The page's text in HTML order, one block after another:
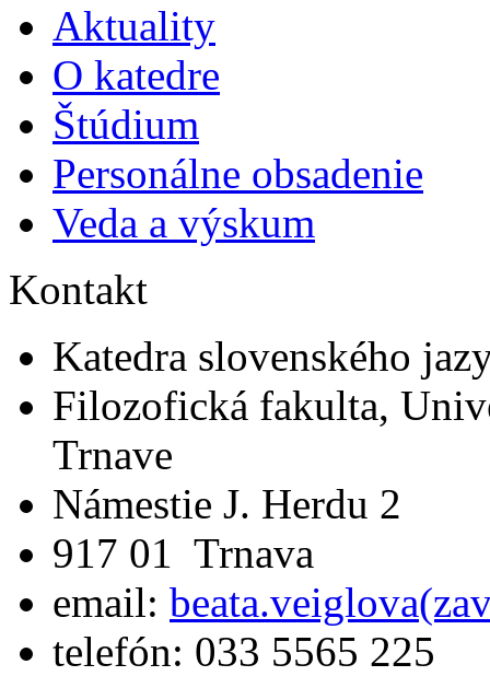
Aktuality
O katedre
Štúdium
Personálne obsadenie
Veda a výskum
Kontakt
Katedra slovenského
Filozofická fakulta,
Trnave
Námestie J. Herdu 2
917 01 Trnava
email:
telefón: 033 5565 225